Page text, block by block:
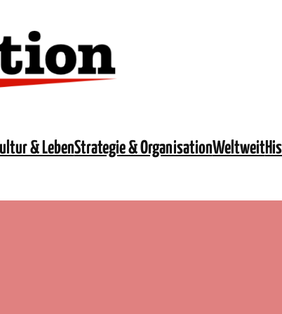
& LebenStrategie & OrganisationWeltweit